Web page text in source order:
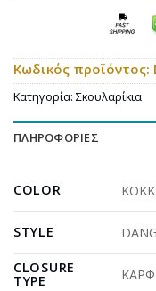
Κωδικός προϊόντος:
Κατηγορία: Σκουλαρίκια
ΠΛΗΡΟΦΟΡΊΕΣ
COLOR
STYLE
CLOSURE
TYPE